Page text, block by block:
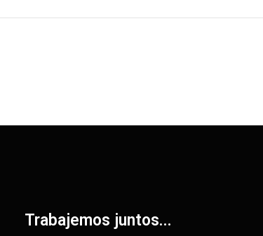
Trabajemos juntos...